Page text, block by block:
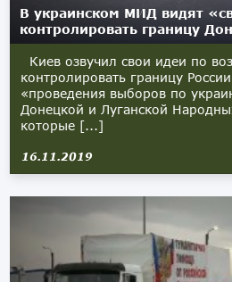
В украинском МИД видят
контролировать границу
Киев озвучил свои идеи по
контролировать границу
«проведения выборов по
Донецкой и Луганской
которые [...]
16.11.2019